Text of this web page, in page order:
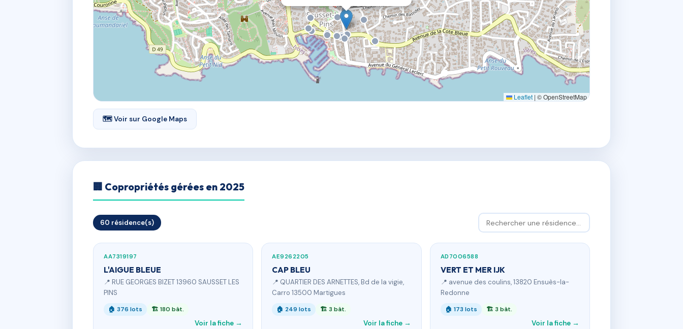
Leaflet | © OpenStreetMap
🗺 Voir sur Google Maps
🏢 Copropriétés gérées en 2025
60 résidence(s)
AA7319197
L'AIGUE BLEUE
📍 RUE GEORGES BIZET 13960 SAUSSET LES
PINS
🏠 376 lots 🏗 180 bât.
Voir la fiche →
AE9262205
CAP BLEU
📍 QUARTIER DES ARNETTES, Bd de la vigie,
Carro 13500 Martigues
🏠 249 lots 🏗 3 bât.
Voir la fiche →
AD7006588
VERT ET MER IJK
📍 avenue des coulins, 13820 Ensuès-la-
Redonne
🏠 173 lots 🏗 3 bât.
Voir la fiche →